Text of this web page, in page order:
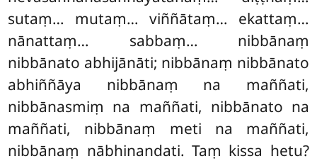
sutaṃ… mutaṃ… viññātaṃ… ekattaṃ…
nānattaṃ… sabbaṃ… nibbānaṃ
nibbānato abhijānāti; nibbānaṃ nibbānato
abhiññāya nibbānaṃ na maññati,
nibbānasmiṃ na maññati, nibbānato na
maññati, nibbānaṃ meti na maññati,
nibbānaṃ nābhinandati. Taṃ kissa hetu?